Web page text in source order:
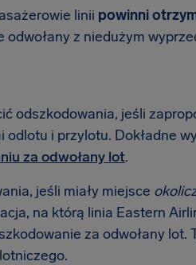
linii powinni
odwołany z niedużym
odszkodowania, jeśli
i przylotu. Dokładne
za odwołany lot.
jeśli miały miejsce
na którą linia Eastern
za odwołany lot.